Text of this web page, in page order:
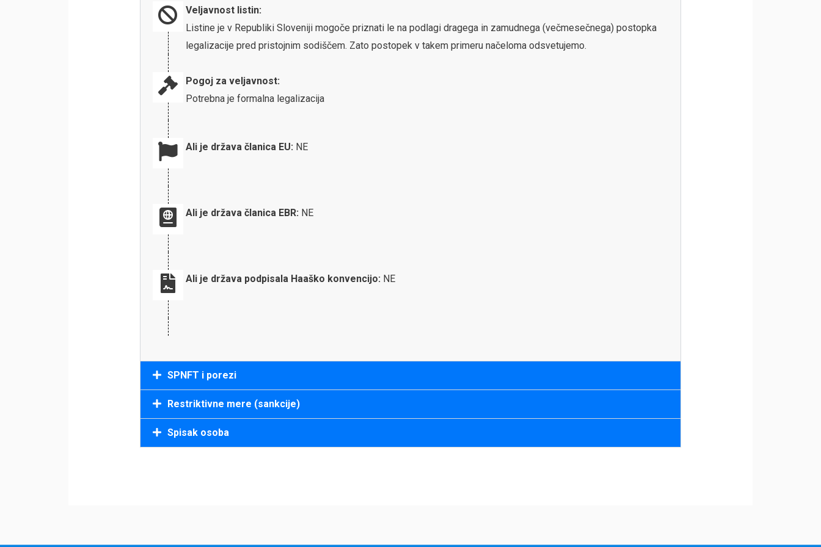
Veljavnost listin:
Listine je v Republiki Sloveniji mogoče priznati le na podlagi dragega in zamudnega (večmesečnega) postopka
legalizacije pred pristojnim sodiščem. Zato postopek v takem primeru načeloma odsvetujemo.
Pogoj za veljavnost:
Potrebna je formalna legalizacija
Ali je država članica EU: NE
Ali je država članica EBR: NE
Ali je država podpisala Haaško konvencijo: NE
SPNFT i porezi
Restriktivne mere (sankcije)
Spisak osoba